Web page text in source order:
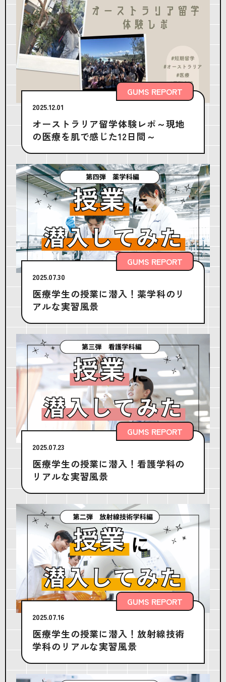
GUMS REPORT
2025.12.01
オーストラリア留学体験レポ～現地
の医療を肌で感じた12日間～
GUMS REPORT
2025.07.30
医療学生の授業に潜入！薬学科のリ
アルな実習風景
GUMS REPORT
2025.07.23
医療学生の授業に潜入！看護学科の
リアルな実習風景
GUMS REPORT
2025.07.16
医療学生の授業に潜入！放射線技術
学科のリアルな実習風景